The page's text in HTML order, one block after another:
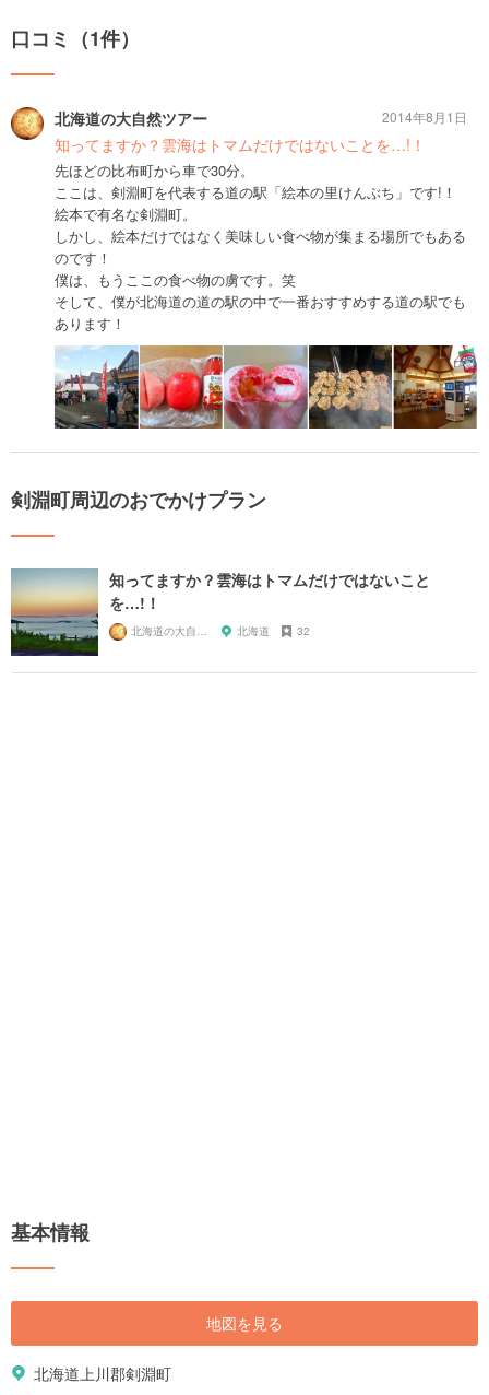
口コミ（1件）
北海道の大自然ツアー
知ってますか？雲海はトマムだけではないことを…!！
先ほどの比布町から車で30分。
ここは、剣淵町を代表する道の駅「絵本の里けんぶち」です!！
絵本で有名な剣淵町。
しかし、絵本だけではなく美味しい食べ物が集まる場所でもある
のです！
僕は、もうここの食べ物の虜です。笑
そして、僕が北海道の道の駅の中で一番おすすめする道の駅でも
あります！
2014年8月1日
剣淵町周辺のおでかけプラン
知ってますか？雲海はトマムだけではないこと
を…!！
北海道の大自然ツアー 北海道 32
基本情報
地図を見る
北海道上川郡剣淵町